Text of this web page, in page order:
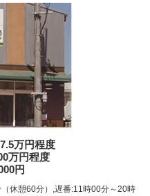
万円程度
万円程度
円
休憩60分）,遅番:11時00分～20時